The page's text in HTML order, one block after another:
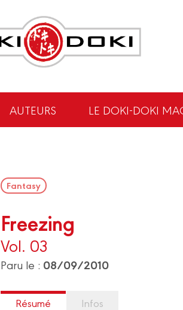
AUTEURS LE DOKI-DOKI
Fantasy
Freezing
Vol. 03
Paru le : 08/09/2010
Résumé Infos